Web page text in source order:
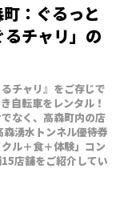
：ぐるっと
チャリ」の
チャリ』をご存じで
自転車をレンタル！
なく、高森町内の店
湧水トンネル優待券
ル＋食＋体験」コン
店舗をご紹介してい